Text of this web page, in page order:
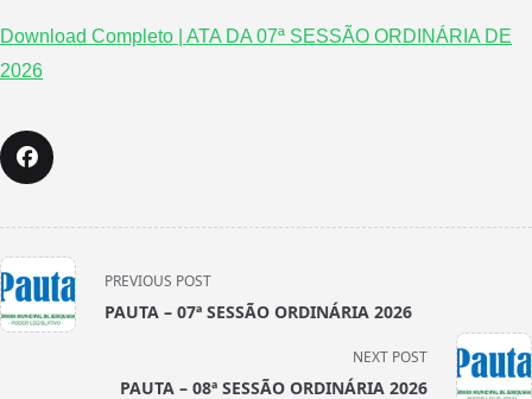
Download Completo | ATA DA 07ª SESSÃO ORDINÁRIA DE
2026
<span
class="nav-
subtitle
PREVIOUS POST
PAUTA – 07ª SESSÃO ORDINÁRIA 2026
NEXT POST
PAUTA – 08ª SESSÃO ORDINÁRIA 2026